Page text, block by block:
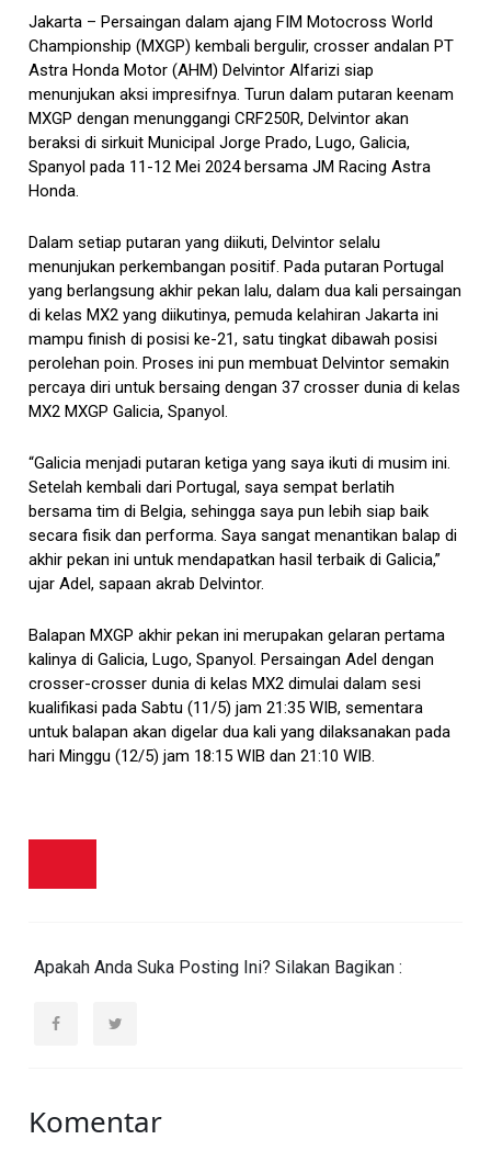
Jakarta – Persaingan dalam ajang FIM Motocross World
Championship (MXGP) kembali bergulir, crosser andalan PT
Astra Honda Motor (AHM) Delvintor Alfarizi siap
menunjukan aksi impresifnya. Turun dalam putaran keenam
MXGP dengan menunggangi CRF250R, Delvintor akan
beraksi di sirkuit Municipal Jorge Prado, Lugo, Galicia,
Spanyol pada 11-12 Mei 2024 bersama JM Racing Astra
Honda.
Dalam setiap putaran yang diikuti, Delvintor selalu
menunjukan perkembangan positif. Pada putaran Portugal
yang berlangsung akhir pekan lalu, dalam dua kali persaingan
di kelas MX2 yang diikutinya, pemuda kelahiran Jakarta ini
mampu finish di posisi ke-21, satu tingkat dibawah posisi
perolehan poin. Proses ini pun membuat Delvintor semakin
percaya diri untuk bersaing dengan 37 crosser dunia di kelas
MX2 MXGP Galicia, Spanyol.
“Galicia menjadi putaran ketiga yang saya ikuti di musim ini.
Setelah kembali dari Portugal, saya sempat berlatih
bersama tim di Belgia, sehingga saya pun lebih siap baik
secara fisik dan performa. Saya sangat menantikan balap di
akhir pekan ini untuk mendapatkan hasil terbaik di Galicia,”
ujar Adel, sapaan akrab Delvintor.
Balapan MXGP akhir pekan ini merupakan gelaran pertama
kalinya di Galicia, Lugo, Spanyol. Persaingan Adel dengan
crosser-crosser dunia di kelas MX2 dimulai dalam sesi
kualifikasi pada Sabtu (11/5) jam 21:35 WIB, sementara
untuk balapan akan digelar dua kali yang dilaksanakan pada
hari Minggu (12/5) jam 18:15 WIB dan 21:10 WIB.
Apakah Anda Suka Posting Ini? Silakan Bagikan :
Komentar